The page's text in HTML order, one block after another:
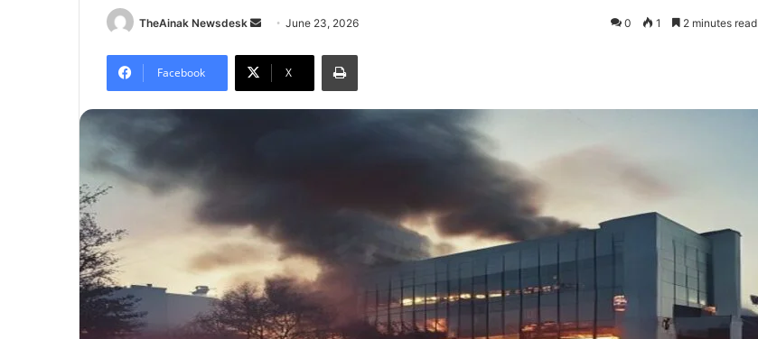
TheAinak Newsdesk
d
a
l
June 23, 2026 0 1 2 minutes read
Facebook X